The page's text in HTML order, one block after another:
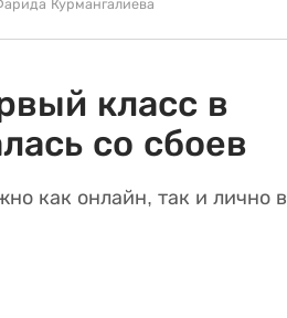
Курмангалиева
класс в
со сбоев
как онлайн, так и лично в